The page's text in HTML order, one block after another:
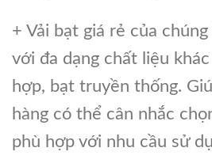
+ Vải bạt giá rẻ của
với đa dạng chất liệu
hợp, bạt truyền thống.
hàng có thể cân nhắc
phù hợp với nhu cầu sử